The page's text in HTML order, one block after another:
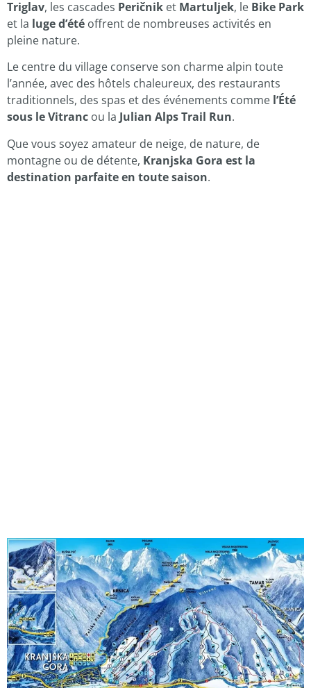
Triglav, les cascades Peričnik et Martuljek, le Bike Park
et la luge d’été offrent de nombreuses activités en
pleine nature.
Le centre du village conserve son charme alpin toute
l’année, avec des hôtels chaleureux, des restaurants
traditionnels, des spas et des événements comme l’Été
sous le Vitranc ou la Julian Alps Trail Run.
Que vous soyez amateur de neige, de nature, de
montagne ou de détente, Kranjska Gora est la
destination parfaite en toute saison.